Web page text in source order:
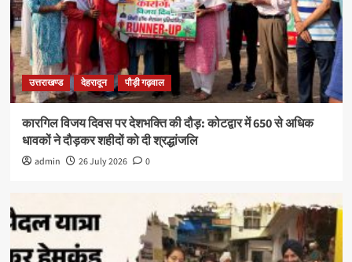
उत्तराखण्ड देहरादून पौड़ी गढ़वाल
कारगिल विजय दिवस पर देशभक्ति की दौड़: कोटद्वार में 650 से अधिक
धावकों ने दौड़कर शहीदों को दी श्रद्धांजलि
admin 26 July 2026 0